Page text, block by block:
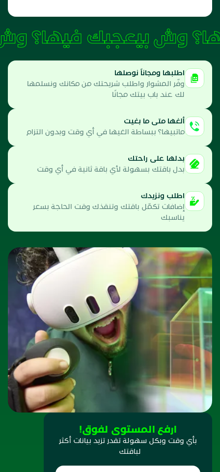
وش بيعجبك فيها؟
اطلبها ومجاناً نوصلها
وفّر المشوار واطلب شريحتك من مكانك ونسلمها
لك عند باب بيتك مجانًا
ألغها متى ما بغيت
ماتبيها؟ ببساطة الغيها في أي وقت وبدون التزام
بدلها على راحتك
بدل باقتك بسهولة لأي باقة ثانية في أي وقت
اطلب ونزيدك
إضافات تكمّل باقتك وتنقذك وقت الحاجة بسعر
يناسبك
ارفع المستوى لفوق!
بأي وقت وبكل سهولة تقدر تزيد بيانات أكثر
لباقتك